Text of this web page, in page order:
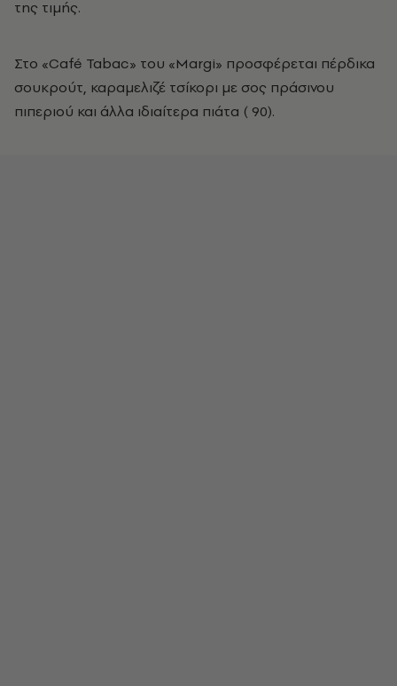
της τιμής.
Στο «Café Tabac» του «Margi» προσφέρεται πέρδικα
σουκρούτ, καραμελιζέ τσίκορι με σος πράσινου
πιπεριού και άλλα ιδιαίτερα πιάτα (­ 90).